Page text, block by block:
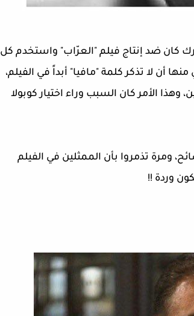
كان ضد إنتاج فيلم "العرّاب" واستخدم كل
أن لا تذكر كلمة "مافيا" أبداً في الفيلم،
الأمر كان السبب وراء اختيار كوبولا
ومرة تذمروا بأن الممثلين في الفيلم
وردة !!